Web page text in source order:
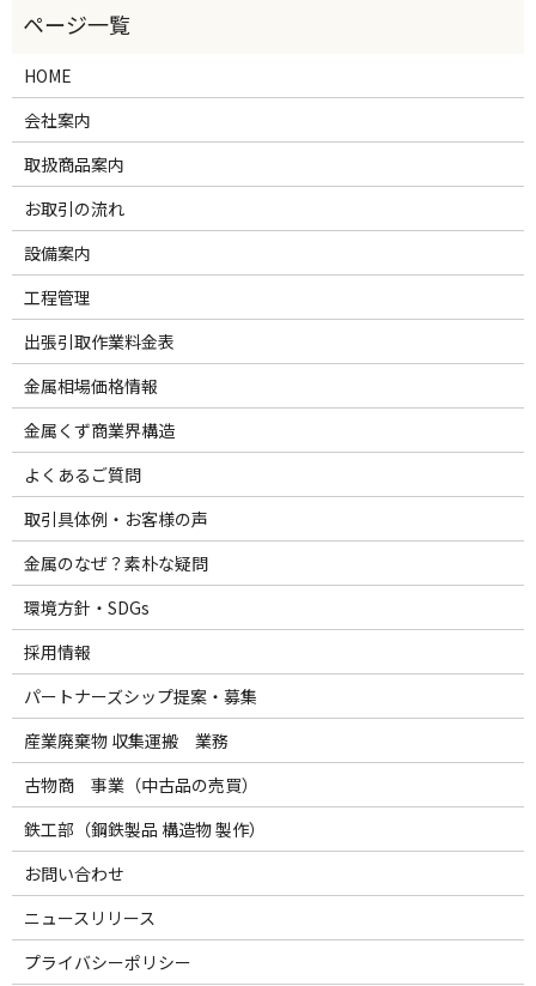
HOME
会社案内
取扱商品案内
お取引の流れ
設備案内
工程管理
出張引取作業料金表
金属相場価格情報
金属くず商業界構造
よくあるご質問
取引具体例・お客様の声
金属のなぜ？素朴な疑問
環境方針・SDGs
採用情報
パートナーズシップ提案・募集
産業廃棄物 収集運搬 業務
古物商 事業（中古品の売買）
鉄工部（鋼鉄製品 構造物 製作）
お問い合わせ
ニュースリリース
プライバシーポリシー